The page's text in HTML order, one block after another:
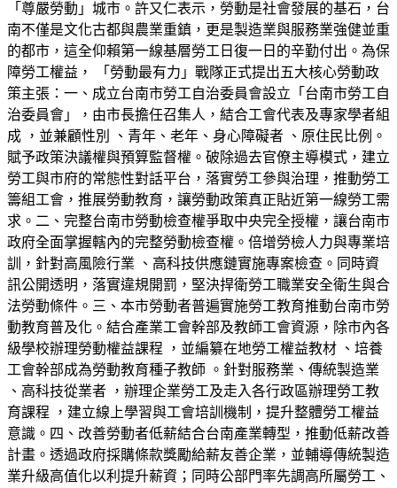
「尊嚴勞動」城市。許又仁表示，勞動是社會發展的基石，台
南不僅是文化古都與農業重鎮，更是製造業與服務業強健並重
的都市，這全仰賴第一線基層勞工日復一日的辛勤付出。為保
障勞工權益， 「勞動最有力」戰隊正式提出五大核心勞動政
策主張：一、成立台南市勞工自治委員會設立「台南市勞工自
治委員會」，由市長擔任召集人，結合工會代表及專家學者組
成 ，並兼顧性別 、青年、老年、身心障礙者 、原住民比例。
賦予政策決議權與預算監督權。破除過去官僚主導模式，建立
勞工與市府的常態性對話平台，落實勞工參與治理，推動勞工
籌組工會，推展勞動教育，讓勞動政策真正貼近第一線勞工需
求。二、完整台南市勞動檢查權爭取中央完全授權，讓台南市
政府全面掌握轄內的完整勞動檢查權。倍增勞檢人力與專業培
訓，針對高風險行業 、高科技供應鏈實施專案檢查。同時資
訊公開透明，落實違規開罰，堅決捍衛勞工職業安全衛生與合
法勞動條件。三、本市勞動者普遍實施勞工教育推動台南市勞
動教育普及化。結合產業工會幹部及教師工會資源，除市內各
級學校辦理勞動權益課程 ，並編纂在地勞工權益教材 、培養
工會幹部成為勞動教育種子教師 。針對服務業、傳統製造業
、高科技從業者 ，辦理企業勞工及走入各行政區辦理勞工教
育課程 ，建立線上學習與工會培訓機制，提升整體勞工權益
意識。四、改善勞動者低薪結合台南產業轉型，推動低薪改善
計畫。透過政府採購條款獎勵給薪友善企業，並輔導傳統製造
業升級高值化以利提升薪資；同時公部門率先調高所屬勞工、